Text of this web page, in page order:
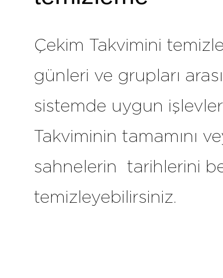
Çekim Takvimini
günleri ve grupları
sistemde uygun
Takviminin tamamını
sahnelerin tarihlerini
temizleyebilirsiniz.